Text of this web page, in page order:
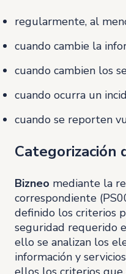
regularmente, al
cuando cambie la
cuando cambien los
cuando ocurra un
cuando se reporten
Categorización
Bizneo mediante la
correspondiente
definido los criterios
seguridad requerido
ello se analizan los
información y